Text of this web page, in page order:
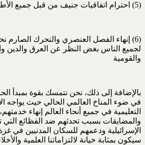
(5) احترام اتفاقيات جنيف من قبل جميع الأطراف المعنية
(6) إنهاء الفصل العنصري والتحرك
لجميع الناس بغض النظر عن العرق والدين
والقومية
بالإضافة إلى ذلك، نحن نتمسك بقوة بمبدأ
في ضوء المناخ العالمي الحالي حيث يواجه
التعليمية في جميع أنحاء العالم إنهاء
والمضايقات بسبب تحدثهم ضد الفظائع التي
الإسرائيلية ودعمهم للسكان المدنيين في
سيكون بمثابة خيانة لالتزاماتنا العلمية